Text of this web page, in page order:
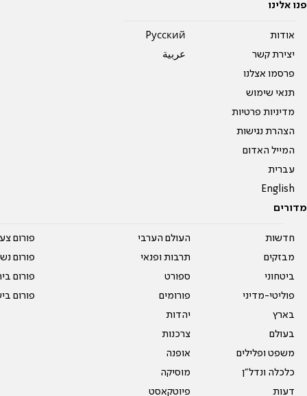
פנו אלינו
אודות
יצירת קשר
פרסמו אצלנו
תנאי שימוש
מדיניות פרטיות
הצהרת נגישות
המייל האדום
עברית
English
Pусский
عربية
מדורים
חדשות
מבזקים
ביטחוני
פוליטי-מדיני
בארץ
בעולם
משפט ופלילים
כלכלה ונדל"ן
דעות
העולם הערבי
תרבות ופנאי
ספורט
פורומים
יהדות
צרכנות
אופנה
מוסיקה
פיוטקאסט
פורום
פורום
פורום
פורום